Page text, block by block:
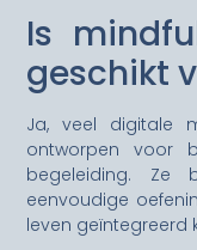
Is
geschikt
Ja, veel digitale
ontworpen voor
begeleiding. Ze
eenvoudige
leven geïntegreerd